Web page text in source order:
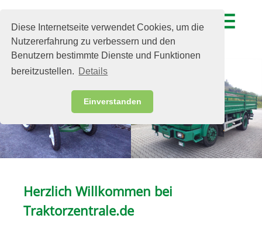
Diese Internetseite verwendet Cookies, um die
Nutzererfahrung zu verbessern und den
Benutzern bestimmte Dienste und Funktionen
bereitzustellen. Details
Einverstanden
menu
Herzlich Willkommen bei
Traktorzentrale.de